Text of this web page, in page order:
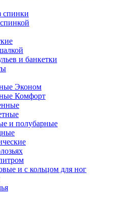
спинки
и банкетки
Эконом
Комфорт
и полубарные
и с кольцом для ног